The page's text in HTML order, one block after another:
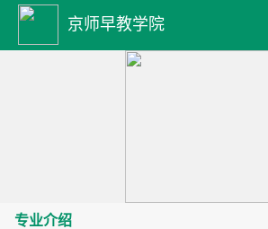
京师早教学院
专业介绍